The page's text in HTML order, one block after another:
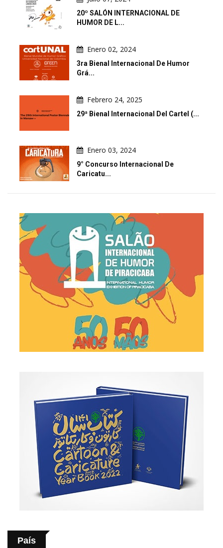
20º SALÓN INTERNACIONAL DE
HUMOR DE L...
Enero 02, 2024
3ra Bienal Internacional De Humor
Grá...
Febrero 24, 2025
29ª Bienal Internacional Del Cartel (...
Enero 03, 2024
9° Concurso Internacional De
Caricatu...
País